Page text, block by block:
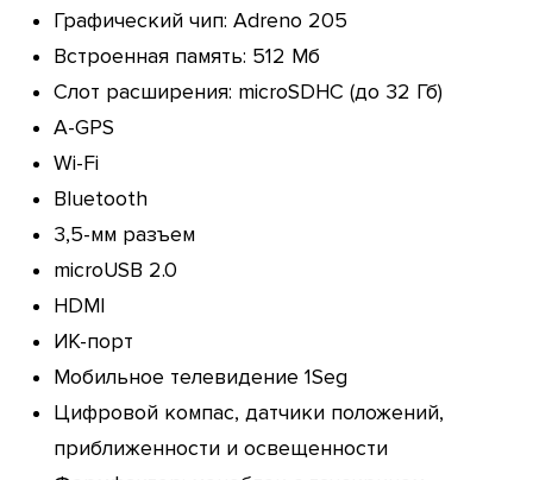
Графический чип: Adreno 205
Встроенная память: 512 Мб
Слот расширения: microSDHC (до 32 Гб)
A-GPS
Wi-Fi
Bluetooth
3,5-мм разъем
microUSB 2.0
HDMI
ИК-порт
Мобильное телевидение 1Seg
Цифровой компас, датчики положений,
приближенности и освещенности